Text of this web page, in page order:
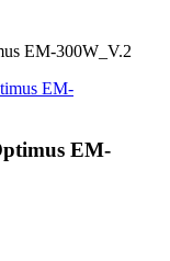
EM-300W_V.2
EM-